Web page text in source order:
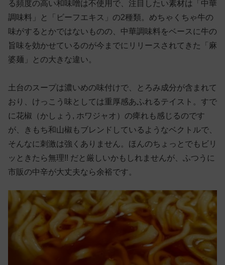
る頻度の高い和味噌は不使用で、注目したい素材は「中華
調味料」と「ビーフエキス」の2種類。めちゃくちゃ牛の
味がするとかではないものの、中華調味料をベースに牛の
旨味を効かせているのが今までにリリースされてきた「麻
婆麺」との大きな違い。
土台のスープは濃いめの味付けで、とろみ成分が含まれて
おり、けっこう味としては重厚感あふれるテイスト。すで
に花椒（かしょう, ホワジャオ）の痺れも感じるのです
が、きもち和山椒もブレンドしているようなベクトルで、
そんなに刺激は強くありません。ほんのちょっとでもビリ
ッときたら無理!! だと厳しいかもしれませんが、ふつうに
市販の中辛が大丈夫なら余裕です。